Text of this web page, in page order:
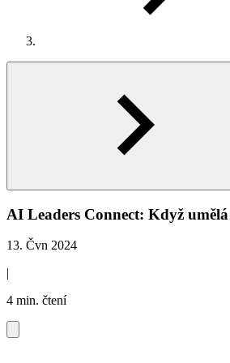
AI Leaders Connect: Když
13. Čvn 2024
|
4 min. čtení